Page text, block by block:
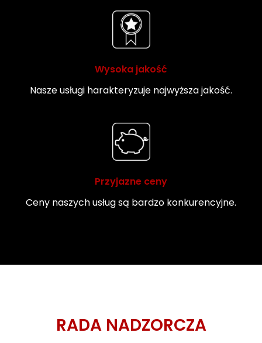
Wysoka jakość
Nasze usługi harakteryzuje najwyższa jakość.
Przyjazne ceny
Ceny naszych usług są bardzo konkurencyjne.
RADA NADZORCZA